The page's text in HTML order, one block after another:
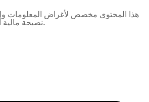
هذا المحتوى مخصص لأغراض المعلومات
نصيحة مالية أو استثمارية أو قانونية.